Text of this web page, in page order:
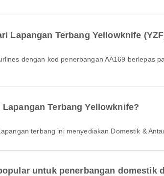
Lapangan Terbang Yellowknife
Terbang Yellowknife?
terbang ini menyediakan Domestik &
untuk penerbangan domestik